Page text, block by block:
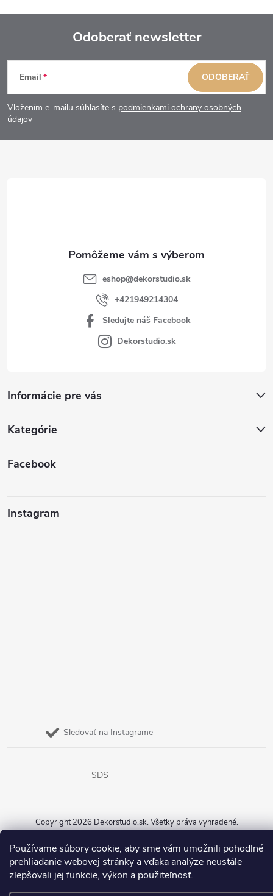
Používame súbory cookie, aby sme vám umožnili pohodlné
prehliadanie webovej stránky a vďaka analýze neustále
zlepšovali jej funkcie, výkon a použiteľnosť.
Z
á
p
Odoberať newsletter
Email
Vložením e-mailu súhlasíte s podmienkami ochrany osobných
údajov
ODOBERAŤ
Informácie pre vás
Kategórie
Facebook
Instagram
Sledovať na Instagrame
eshop@dekorstudio.sk
+421949214304
Sledujte náš Facebook
Dekorstudio.sk
SDS
Vytvoril Shoptet
Copyright 2026 Dekorstudio.sk. Všetky práva vyhradené.